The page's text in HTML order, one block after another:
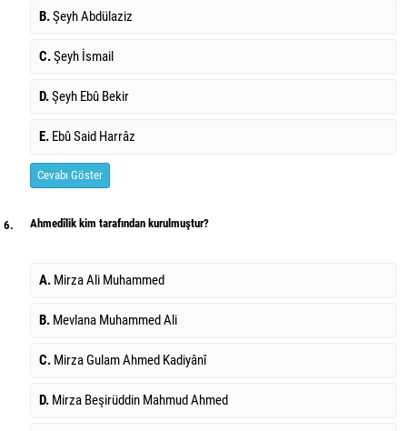
B.Şeyh Abdülaziz
C.Şeyh İsmail
D.Şeyh Ebû Bekir
E. Ebû Said Harrâz
Cevabı Göster
6. Ahmedîlik kim tarafından kurulmuştur?
A. Mirza Ali Muhammed
B. Mevlana Muhammed Ali
C. Mirza Gulam Ahmed Kadiyânî
D. Mirza Beşirüddin Mahmud Ahmed